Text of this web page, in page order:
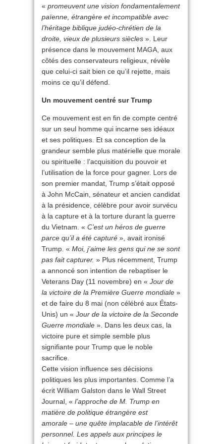
« promeuvent une vision fondamentalement
païenne, étrangère et incompatible avec
l’héritage biblique judéo-chrétien de la
droite, vieux de plusieurs siècles ». Leur
présence dans le mouvement MAGA, aux
côtés des conservateurs religieux, révèle
que celui-ci sait bien ce qu’il rejette, mais
moins ce qu’il défend.
Un mouvement centré sur Trump
Ce mouvement est en fin de compte centré
sur un seul homme qui incarne ses idéaux
et ses politiques. Et sa conception de la
grandeur semble plus matérielle que morale
ou spirituelle : l’acquisition du pouvoir et
l’utilisation de la force pour gagner. Lors de
son premier mandat, Trump s’était opposé
à John McCain, sénateur et ancien candidat
à la présidence, célèbre pour avoir survécu
à la capture et à la torture durant la guerre
du Vietnam. « C’est un héros de guerre
parce qu’il a été capturé », avait ironisé
Trump. « Moi, j’aime les gens qui ne se sont
pas fait capturer. » Plus récemment, Trump
a annoncé son intention de rebaptiser le
Veterans Day (11 novembre) en « Jour de
la victoire de la Première Guerre mondiale »
et de faire du 8 mai (non célébré aux États-
Unis) un « Jour de la victoire de la Seconde
Guerre mondiale ». Dans les deux cas, la
victoire pure et simple semble plus
signifiante pour Trump que le noble
sacrifice.
Cette vision influence ses décisions
politiques les plus importantes. Comme l’a
écrit William Galston dans le Wall Street
Journal, « l’approche de M. Trump en
matière de politique étrangère est
amorale – une quête implacable de l’intérêt
personnel. Les appels aux principes le